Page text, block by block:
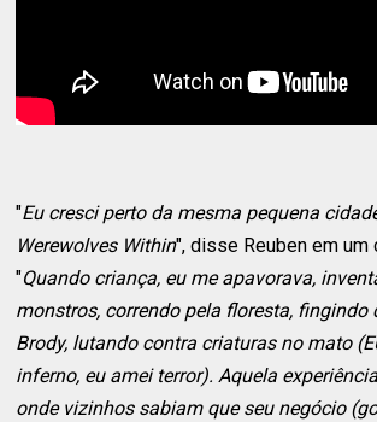
"Eu cresci perto da mesma pequena
Werewolves Within", disse Reuben em um
"Quando criança, eu me apavorava,
monstros, correndo pela floresta, fingindo
Brody, lutando contra criaturas no mato
inferno, eu amei terror). Aquela
onde vizinhos sabiam que seu negócio